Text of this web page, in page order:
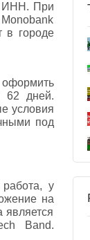
ИНН. При
в городе
62 дней.
условия
под
у
на
Band.